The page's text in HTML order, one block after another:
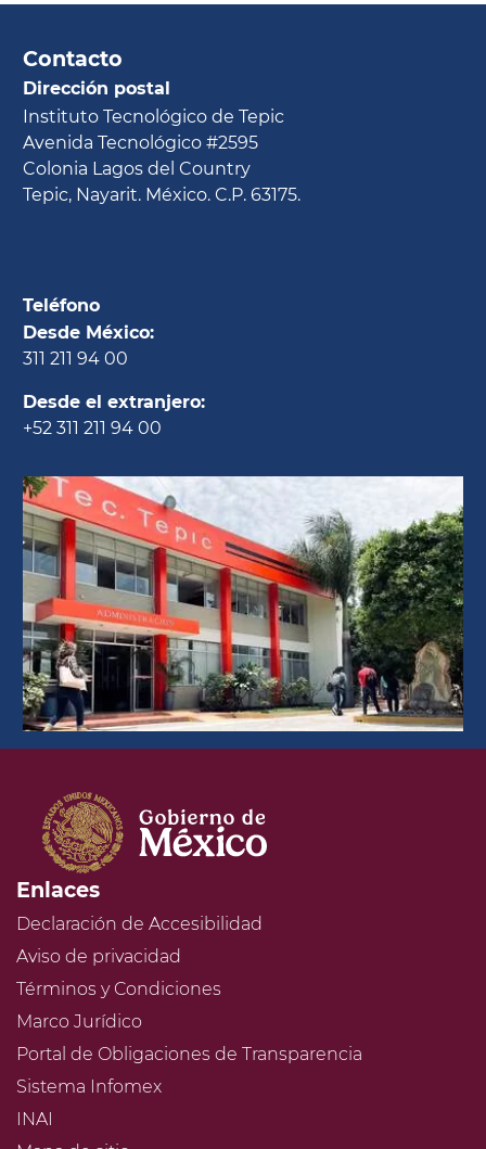
Contacto
Dirección postal
Instituto Tecnológico de Tepic
Avenida Tecnológico #2595
Colonia Lagos del Country
Tepic, Nayarit. México. C.P. 63175.
Teléfono
Desde México:
311 211 94 00
Desde el extranjero:
+52 311 211 94 00
Enlaces
Declaración de Accesibilidad
Aviso de privacidad
Términos y Condiciones
Marco Jurídico
Portal de Obligaciones de Transparencia
Sistema Infomex
INAI